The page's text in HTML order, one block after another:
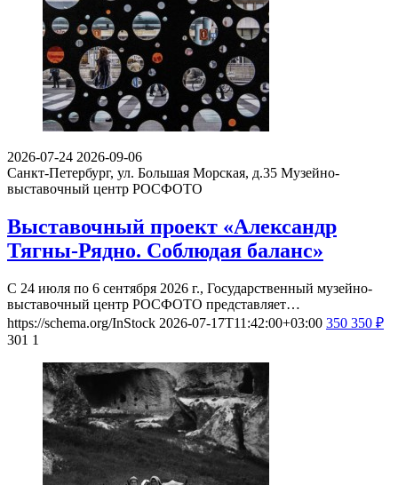
2026-07-24 2026-09-06
Санкт-Петербург, ул. Большая Морская, д.35 Музейно-
выставочный центр РОСФОТО
Выставочный проект «Александр
Тягны-Рядно. Соблюдая баланс»
С 24 июля по 6 сентября 2026 г., Государственный музейно-
выставочный центр РОСФОТО представляет…
https://schema.org/InStock 2026-07-17T11:42:00+03:00 350 350 ₽
301 1